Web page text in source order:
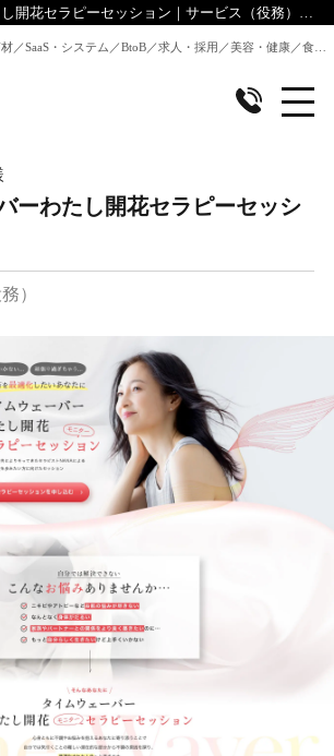
タイムウェーバーわたし開花セラピーセッション｜サービス（役務）｜LP制作.jpのデザイン実績
ーわたし開花セラピーセッシ
）